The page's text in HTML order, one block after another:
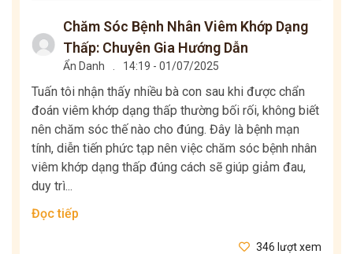
Chăm Sóc Bệnh Nhân Viêm Khớp Dạng
Thấp: Chuyên Gia Hướng Dẫn
Ẩn Danh 14:19 - 01/07/2025
Tuấn tôi nhận thấy nhiều bà con sau khi được chẩn
đoán viêm khớp dạng thấp thường bối rối, không biết
nên chăm sóc thế nào cho đúng. Đây là bệnh mạn
tính, diễn tiến phức tạp nên việc chăm sóc bệnh nhân
viêm khớp dạng thấp đúng cách sẽ giúp giảm đau,
duy trì...
Đọc tiếp
346 lượt xem